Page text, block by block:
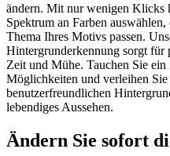
ändern. Mit nur wenigen Klicks
Spektrum an Farben
Thema Ihres Motivs passen.
Hintergrunderkennung sorgt für
Zeit und Mühe. Tauchen Sie
Möglichkeiten und verleihen
benutzerfreundlichen
lebendiges Aussehen.
Ändern Sie sofort